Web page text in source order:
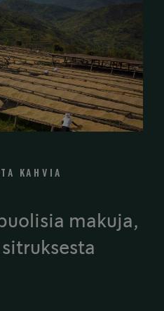
KAHVIA
makuja,